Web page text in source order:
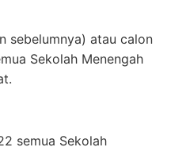
sebelumnya) atau calon
Sekolah Menengah
semua Sekolah